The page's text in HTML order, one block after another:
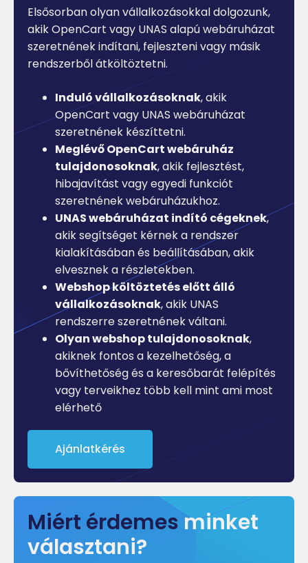
Elsősorban olyan vállalkozásokkal dolgozunk,
akik OpenCart vagy UNAS alapú webáruházat
szeretnének indítani, fejleszteni vagy másik
rendszerből átköltöztetni.
Induló vállalkozásoknak, akik
OpenCart vagy UNAS webáruházat
szeretnének készíttetni.
Meglévő OpenCart webáruház
tulajdonosoknak, akik fejlesztést,
hibajavítást vagy egyedi funkciót
szeretnének webáruházukhoz.
UNAS webáruházat indító cégeknek,
akik segítséget kérnek a rendszer
kialakításában és beállításában, akik
elvesznek a részletekben.
Webshop költöztetés előtt álló
vállalkozásoknak, akik UNAS
rendszerre szeretnének váltani.
Olyan webshop tulajdonosoknak,
akiknek fontos a kezelhetőség, a
bővíthetőség és a keresőbarát felépítés
vagy terveikhez több kell mint ami most
elérhető
Ajánlatkérés
Miért érdemesminket
választani?